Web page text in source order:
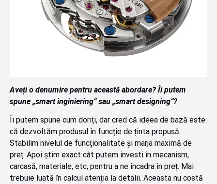
Aveți o denumire pentru această abordare? Îi putem
spune „smart inginiering” sau „smart designing”?
Îi putem spune cum doriți, dar cred că ideea de bază este
că dezvoltăm produsul în funcție de ținta propusă.
Stabilim nivelul de funcționalitate și marja maximă de
preț. Apoi știm exact cât putem investi în mecanism,
carcasă, materiale, etc, pentru a ne încadra în preț. Mai
trebuie luată în calcul atenția la detalii. Aceasta nu costă